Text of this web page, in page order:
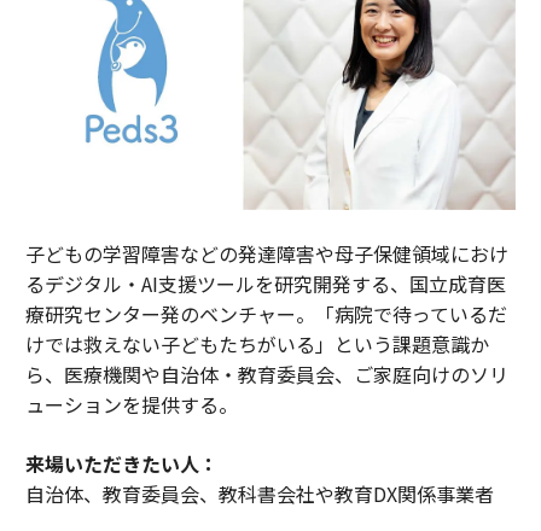
子どもの学習障害などの発達障害や母子保健領域におけ
るデジタル・AI支援ツールを研究開発する、国立成育医
療研究センター発のベンチャー。「病院で待っているだ
けでは救えない子どもたちがいる」という課題意識か
ら、医療機関や自治体・教育委員会、ご家庭向けのソリ
ューションを提供する。
来場いただきたい人：
自治体、教育委員会、教科書会社や教育DX関係事業者